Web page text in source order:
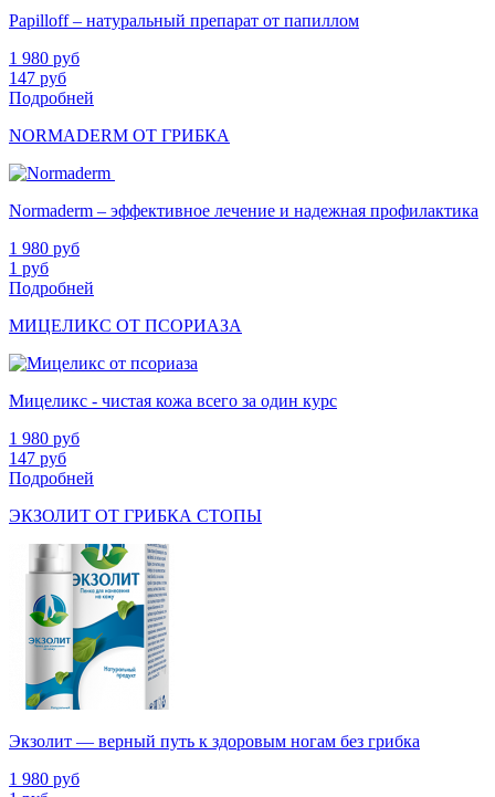
Papilloff – натуральный препарат от папиллом
1 980 руб
147 руб
Подробней
NORMADERM ОТ ГРИБКА
Normaderm – эффективное лечение и надежная профилактика
1 980 руб
1 руб
Подробней
МИЦЕЛИКС ОТ ПСОРИАЗА
Мицеликс - чистая кожа всего за один курс
1 980 руб
147 руб
Подробней
ЭКЗОЛИТ ОТ ГРИБКА СТОПЫ
Экзолит — верный путь к здоровым ногам без грибка
1 980 руб